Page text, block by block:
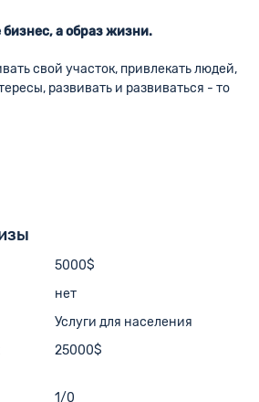
бизнес, а образ жизни.
свой участок, привлекать людей,
развивать и развиваться - то
5000$
нет
Услуги для населения
25000$
1/0